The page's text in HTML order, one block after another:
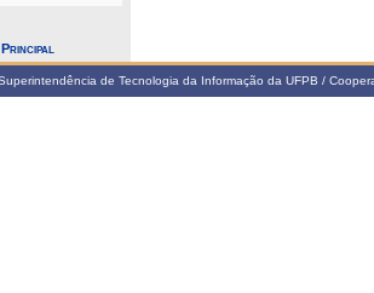
de Tecnologia da Informação da UFPB /